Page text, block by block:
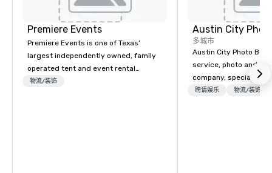
Premiere Events
Premiere Events is one of Texas’
largest independently owned, family
operated tent and event rental
companies. With 4 ideally located
物流/装饰
Austin City
多城市
Austin City Photo
service, photo and
company, specializing
of all occasions
聘请娱乐 物流/装饰